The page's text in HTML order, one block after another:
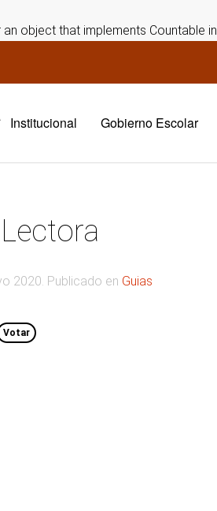
object that implements Countable in
Institucional Gobierno Escolar
2020. Publicado en Guias